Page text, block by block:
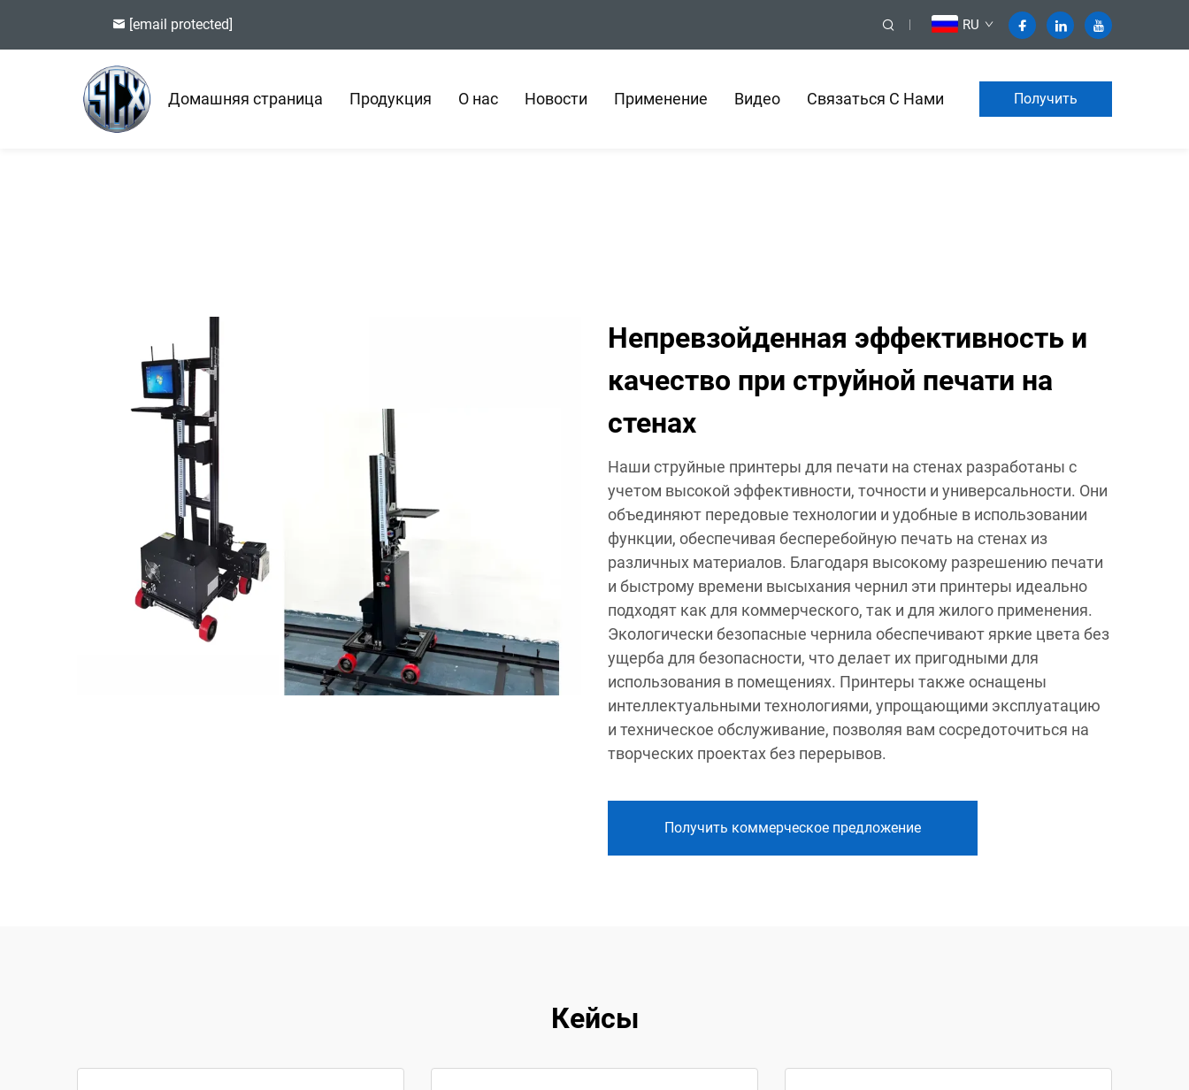
[email protected] RU
Домашняя страница Продукция О нас Новости Применение Видео Связаться С Нами Получить
Непревзойденная эффективность и
качество при струйной печати на
стенах
Наши струйные принтеры для печати на стенах разработаны с
учетом высокой эффективности, точности и универсальности. Они
объединяют передовые технологии и удобные в использовании
функции, обеспечивая бесперебойную печать на стенах из
различных материалов. Благодаря высокому разрешению печати
и быстрому времени высыхания чернил эти принтеры идеально
подходят как для коммерческого, так и для жилого применения.
Экологически безопасные чернила обеспечивают яркие цвета без
ущерба для безопасности, что делает их пригодными для
использования в помещениях. Принтеры также оснащены
интеллектуальными технологиями, упрощающими эксплуатацию
и техническое обслуживание, позволяя вам сосредоточиться на
творческих проектах без перерывов.
Получить коммерческое предложение
Кейсы